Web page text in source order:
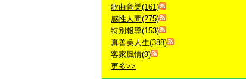
歌曲音樂(161)
感性人間(275)
特別報導(153)
真善美人生(388)
客家風情(9)
更多>>